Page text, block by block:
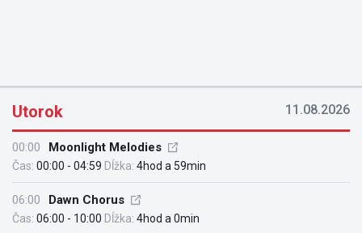
Utorok 11.08.2026
00:00 Moonlight Melodies
Čas: 00:00 - 04:59 Dĺžka: 4hod a 59min
06:00 Dawn Chorus
Čas: 06:00 - 10:00 Dĺžka: 4hod a 0min